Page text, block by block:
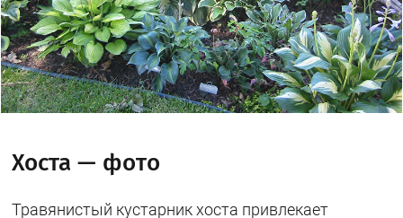
Хоста — фото
Травянистый кустарник хоста привлекает